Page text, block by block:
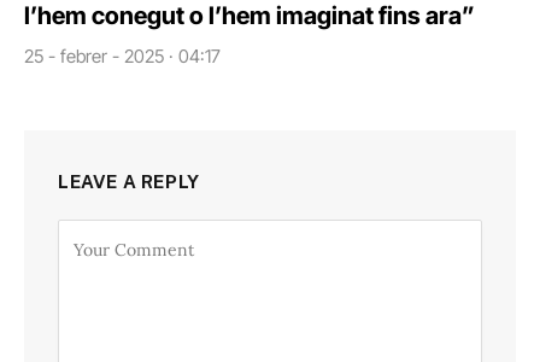
l’hem conegut o l’hem imaginat fins ara”
25 - febrer - 2025 · 04:17
LEAVE A REPLY